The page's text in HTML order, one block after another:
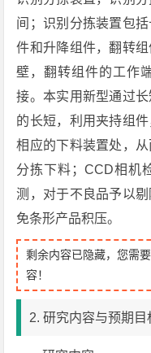
间；识别分拣装置包
件和升降组件，翻转
壁，翻转组件的工作
接。本实用新型通过
的长短，利用夹持组
相应的下料装置处，
分拣下料；CCD相机
测，对于不良品予以
免条形产品积压。
剩余内容已隐藏，您需
容！
2. 研究内容与预期目